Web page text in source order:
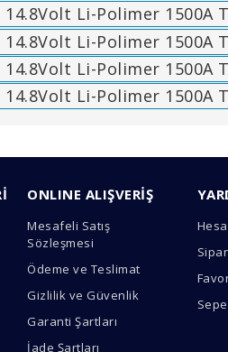
eksik bilgiler bulunuyor.
bulunuyor.
daha pahalı.
alternatifler olmalı.
ONLINE ALIŞVERİŞ
Mesafeli Satış
Sözleşmesi
Ödeme ve Teslimat
Gizlilik ve Güvenlik
Garanti Şartları
İade Şartları